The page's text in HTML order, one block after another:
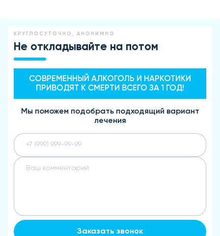
КРУГЛОСУТОЧНО, АНОНИМНО
Не откладывайте на потом
СОВРЕМЕННЫЙ АЛКОГОЛЬ И НАРКОТИКИ
ПРИВОДЯТ К СМЕРТИ ВСЕГО ЗА 1 ГОД!
Мы поможем подобрать подходящий вариант
лечения
Заказать звонок